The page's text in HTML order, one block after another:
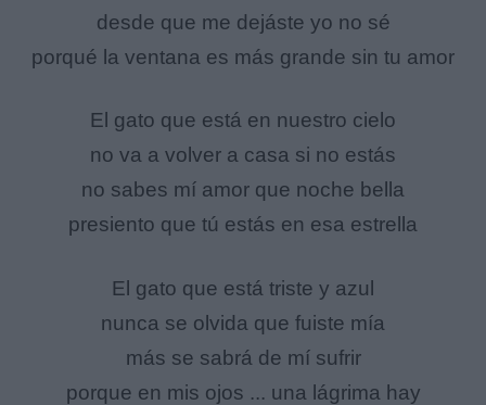
desde que me dejáste yo no sé
porqué la ventana es más grande sin tu amor
El gato que está en nuestro cielo
no va a volver a casa si no estás
no sabes mí amor que noche bella
presiento que tú estás en esa estrella
El gato que está triste y azul
nunca se olvida que fuiste mía
más se sabrá de mí sufrir
porque en mis ojos ... una lágrima hay